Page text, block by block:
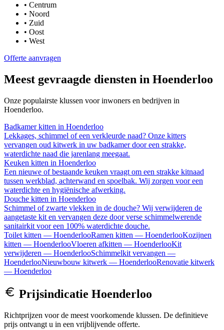
• Centrum
• Noord
• Zuid
• Oost
• West
Offerte aanvragen
Meest gevraagde diensten in Hoenderloo
Onze populairste klussen voor inwoners en bedrijven in
Hoenderloo.
Badkamer kitten in Hoenderloo
Lekkages, schimmel of een verkleurde naad? Onze kitters
vervangen oud kitwerk in uw badkamer door een strakke,
waterdichte naad die jarenlang meegaat.
Keuken kitten in Hoenderloo
Een nieuwe of bestaande keuken vraagt om een strakke kitnaad
tussen werkblad, achterwand en spoelbak. Wij zorgen voor een
waterdichte en hygiënische afwerking.
Douche kitten in Hoenderloo
Schimmel of zwarte vlekken in de douche? Wij verwijderen de
aangetaste kit en vervangen deze door verse schimmelwerende
sanitairkit voor een 100% waterdichte douche.
Toilet kitten — HoenderlooRamen kitten — HoenderlooKozijnen
kitten — HoenderlooVloeren afkitten — HoenderlooKit
verwijderen — HoenderlooSchimmelkit vervangen —
HoenderlooNieuwbouw kitwerk — HoenderlooRenovatie kitwerk
— Hoenderloo
Prijsindicatie Hoenderloo
Richtprijzen voor de meest voorkomende klussen. De definitieve
prijs ontvangt u in een vrijblijvende offerte.